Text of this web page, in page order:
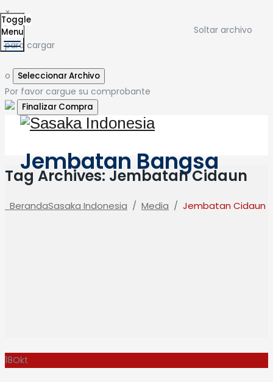
×
Soltar archivo
para cargar
o Seleccionar Archivo
Por favor cargue su comprobante
Jembatan Bangsa
Toggle
Menu
Tag Archives: Jembatan Cidaun
BerandaSasaka Indonesia / Media / Jembatan Cidaun
18Okt